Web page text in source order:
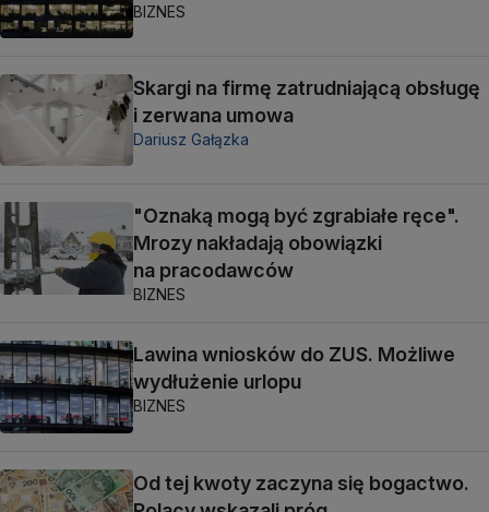
BIZNES
Skargi na firmę zatrudniającą obsługę
i zerwana umowa
Dariusz Gałązka
"Oznaką mogą być zgrabiałe ręce".
Mrozy nakładają obowiązki
na pracodawców
BIZNES
Lawina wniosków do ZUS. Możliwe
wydłużenie urlopu
BIZNES
Od tej kwoty zaczyna się bogactwo.